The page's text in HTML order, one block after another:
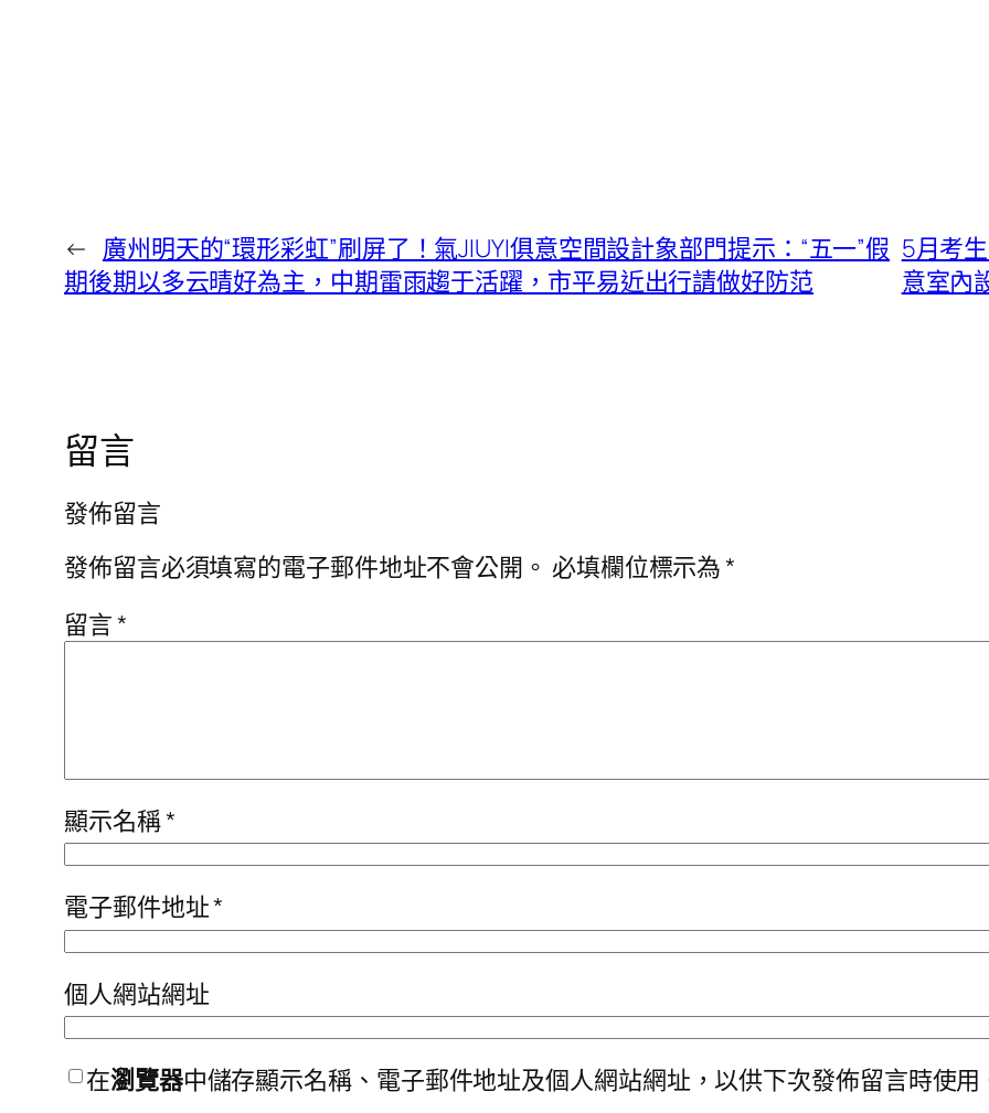
← 廣州明天的“環形彩虹”刷屏了！氣JIUYI俱意空間設計象部門提示：“五一”假
期後期以多云晴好為主，中期雷雨趨于活躍，市平易近出行請做好防范
5月考
意室內
留言
發佈留言
發佈留言必須填寫的電子郵件地址不會公開。 必填欄位標示為*
留言*
顯示名稱*
電子郵件地址*
個人網站網址
在瀏覽器中儲存顯示名稱、電子郵件地址及個人網站網址，以供下次發佈留言時使用